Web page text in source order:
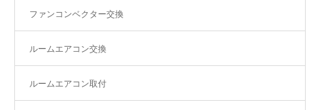
ファンコンベクター交換
ルームエアコン交換
ルームエアコン取付